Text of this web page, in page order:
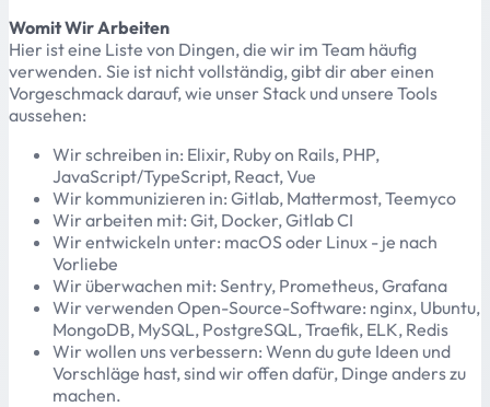
Womit Wir Arbeiten
Hier ist eine Liste von Dingen, die wir im Team häufig
verwenden. Sie ist nicht vollständig, gibt dir aber einen
Vorgeschmack darauf, wie unser Stack und unsere Tools
aussehen:
Wir schreiben in: Elixir, Ruby on Rails, PHP,
JavaScript/TypeScript, React, Vue
Wir kommunizieren in: Gitlab, Mattermost, Teemyco
Wir arbeiten mit: Git, Docker, Gitlab CI
Wir entwickeln unter: macOS oder Linux - je nach
Vorliebe
Wir überwachen mit: Sentry, Prometheus, Grafana
Wir verwenden Open-Source-Software: nginx, Ubuntu,
MongoDB, MySQL, PostgreSQL, Traefik, ELK, Redis
Wir wollen uns verbessern: Wenn du gute Ideen und
Vorschläge hast, sind wir offen dafür, Dinge anders zu
machen.